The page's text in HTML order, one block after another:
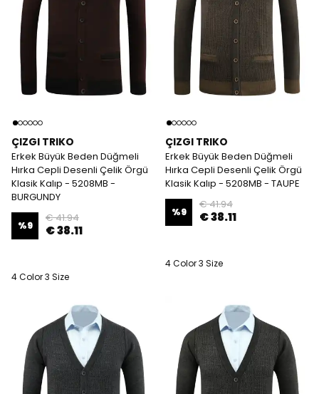
ÇIZGI TRIKO
Erkek Büyük Beden Düğmeli
Hırka Cepli Desenli Çelik Örgü
Klasik Kalıp - 5208MB -
BURGUNDY
%9
€ 41.94
€ 38.11
4 Color 3 Size
ÇIZGI TRIKO
Erkek Büyük Beden Düğmeli
Hırka Cepli Desenli Çelik Örgü
Klasik Kalıp - 5208MB - TAUPE
%9
€ 41.94
€ 38.11
4 Color 3 Size